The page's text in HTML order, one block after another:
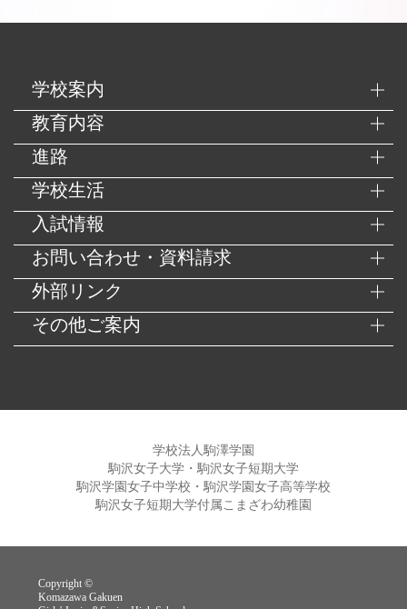
学校案内
教育内容
進路
学校生活
入試情報
お問い合わせ・資料請求
外部リンク
その他ご案内
学校法人駒澤学園
駒沢女子大学・駒沢女子短期大学
駒沢学園女子中学校・駒沢学園女子高等学校
駒沢女子短期大学付属こまざわ幼稚園
Copyright ©
Komazawa Gakuen